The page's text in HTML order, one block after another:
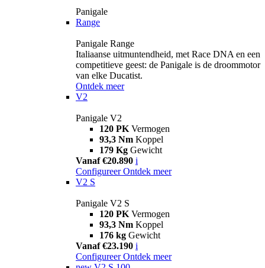
Panigale
Range
Panigale Range
Italiaanse uitmuntendheid, met Race DNA en een
competitieve geest: de Panigale is de droommotor
van elke Ducatist.
Ontdek meer
V2
Panigale V2
120 PK Vermogen
93,3 Nm Koppel
179 Kg Gewicht
Vanaf €20.890 i
Configureer Ontdek meer
V2 S
Panigale V2 S
120 PK Vermogen
93,3 Nm Koppel
176 kg Gewicht
Vanaf €23.190 i
Configureer Ontdek meer